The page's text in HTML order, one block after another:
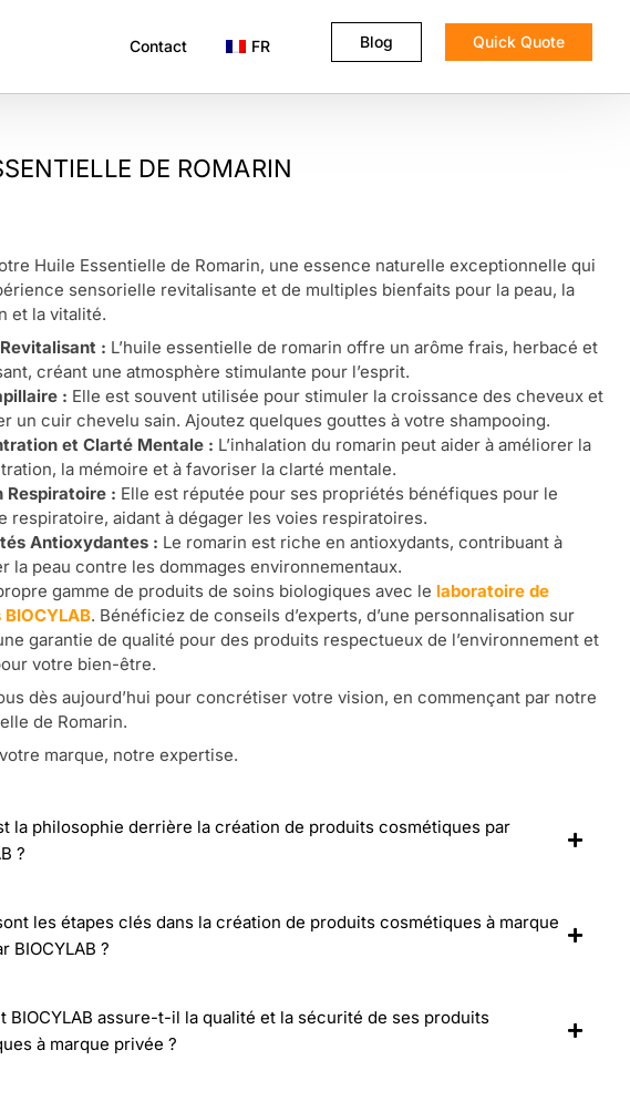
Contact FR Blog Quick Quote
DE ROMARIN
Huile Essentielle de Romarin, une essence naturelle exceptionnelle qui
sensorielle revitalisante et de multiples bienfaits pour la peau, la
et la vitalité.
: L’huile essentielle de romarin offre un arôme frais, herbacé et
créant une atmosphère stimulante pour l’esprit.
: Elle est souvent utilisée pour stimuler la croissance des cheveux et
un cuir chevelu sain. Ajoutez quelques gouttes à votre shampooing.
et Clarté Mentale : L’inhalation du romarin peut aider à améliorer la
la mémoire et à favoriser la clarté mentale.
Respiratoire : Elle est réputée pour ses propriétés bénéfiques pour le
respiratoire, aidant à dégager les voies respiratoires.
Antioxydantes : Le romarin est riche en antioxydants, contribuant à
la peau contre les dommages environnementaux.
gamme de produits de soins biologiques avec le laboratoire de
. Bénéficiez de conseils d’experts, d’une personnalisation sur
garantie de qualité pour des produits respectueux de l’environnement et
votre bien-être.
dès aujourd’hui pour concrétiser votre vision, en commençant par notre
de Romarin.
marque, notre expertise.
la philosophie derrière la création de produits cosmétiques par
?
les étapes clés dans la création de produits cosmétiques à marque
BIOCYLAB ?
BIOCYLAB assure-t-il la qualité et la sécurité de ses produits
à marque privée ?